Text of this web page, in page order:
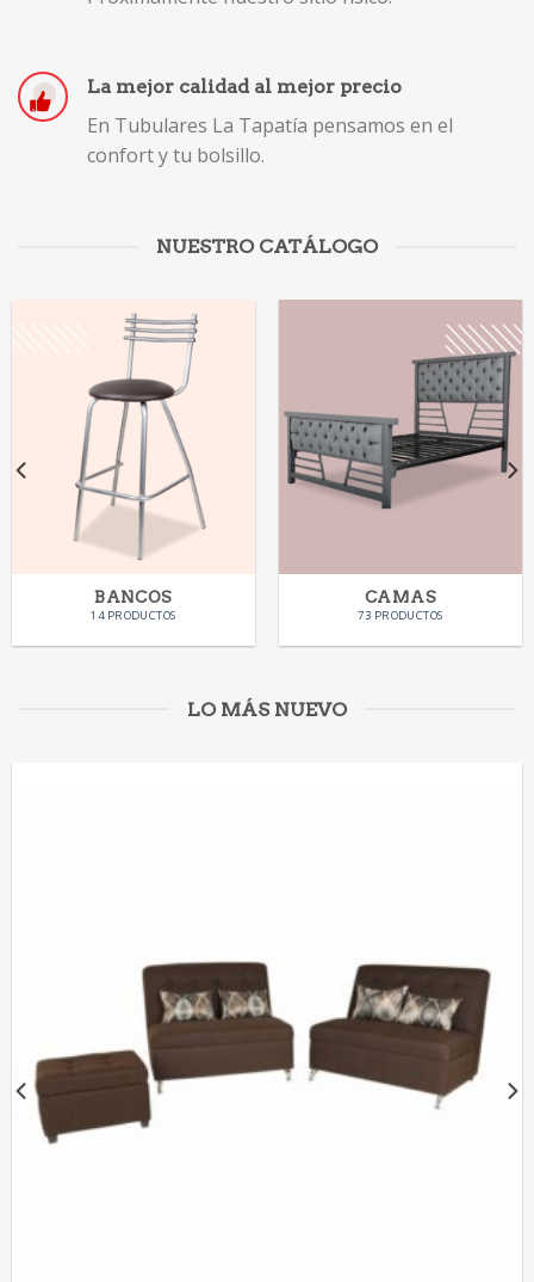
La mejor calidad al mejor precio
En Tubulares La Tapatía pensamos en el
confort y tu bolsillo.
NUESTRO CATÁLOGO
BANCOS
14 PRODUCTOS
CAMAS
73 PRODUCTOS
LO MÁS NUEVO